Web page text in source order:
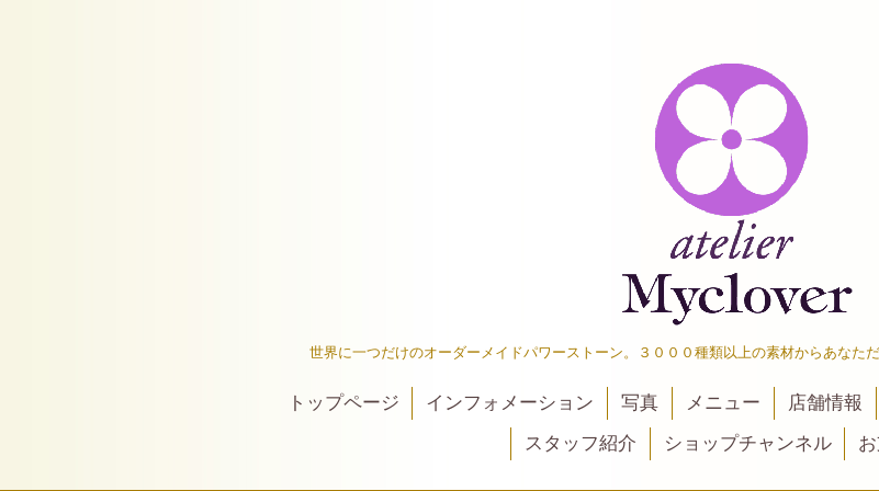
世界に一つだけのオーダーメイドパワーストーン。３０００種類以上の素材からあなた
トップページ インフォメーション 写真 メニュー 店舗情報
スタッフ紹介
ショップチャンネル